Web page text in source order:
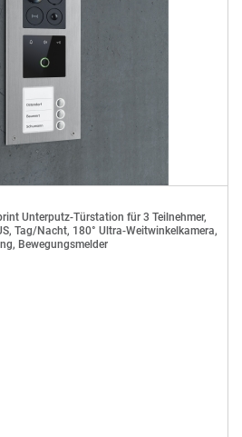
Unterputz-Türstation für 3 Teilnehmer,
Tag/Nacht, 180° Ultra-Weitwinkelkamera,
Bewegungsmelder